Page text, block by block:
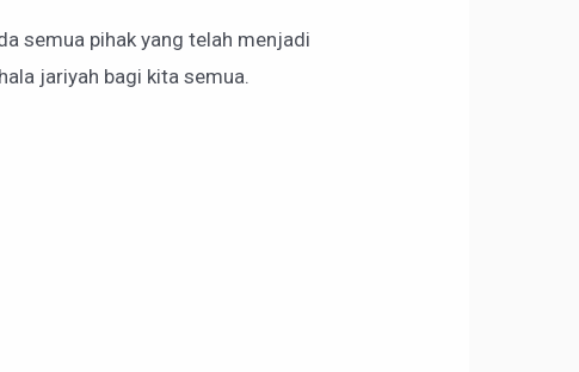
semua pihak yang telah menjadi
jariyah bagi kita semua.